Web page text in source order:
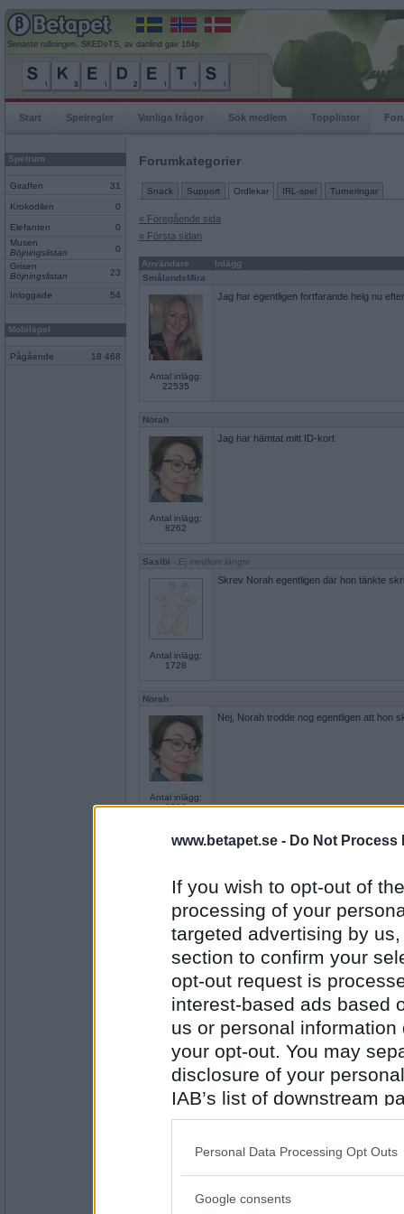
www.betapet.se - Do Not Process
If you wish to opt-out of
processing of your
targeted advertising by
section to confirm your
opt-out request is
interest-based ads based
us or personal
your opt-out. You may
disclosure of your
IAB’s list of downstream
also be disclosed by us
Downstream Participants
Please note that this
Personal Data Processing Opt Outs
Google consents
Senaste rullningen, SKEDeTS, av danlind gav 164p
Start Spelregler Vanliga frågor Sök medlem Topplistor
Spelrum
Giraffen 31
Krokodilen 0
Elefanten
0
Musen
Böjningslistan
0
Grisen
Böjningslistan
23
Inloggade 54
Mobilspel
Pågående 18 468
Forumkategorier
Snack Support Ordlekar IRL-spel Turneringar
« Föregående sida
« Första sidan
Användare
Inlägg
SmålandsMira
Antal inlägg:
22535
Jag har egentligen fortfarande helg nu
Norah
Antal inlägg:
8262
Jag har hämtat mitt ID-kort
Sasibi - Ej medlem längre
Antal inlägg:
1728
Skrev Norah egentligen där hon tänkte
Norah
Antal inlägg:
8262
Nej, Norah trodde nog egentligen att hon
RandigaRutan
Antal inlägg:
2873
SmålandsMira
Antal inlägg:
22535
Egentligen är egentligen ett ganska bra ord